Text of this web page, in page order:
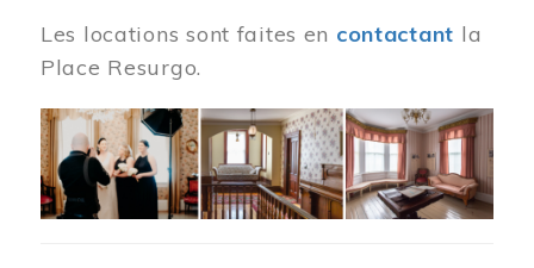
Les locations sont faites en contactant la
Place Resurgo.
Image